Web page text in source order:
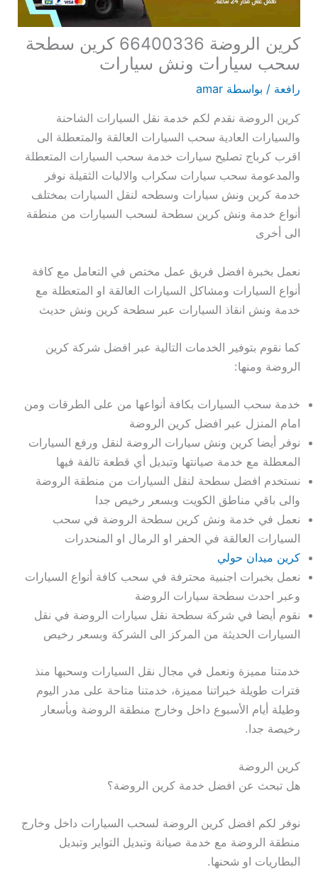
كرين الروضة 66400336 كرين سطحة
سحب سيارات ونش سيارات
رافعة / بواسطة amar
كرين الروضة نقدم لكم خدمة نقل السيارات الشاحنة
والسيارات العادية سحب السيارات العالقة والمتعطلة الى
اقرب كرباج تصليح سيارات خدمة سحب السيارات المتعطلة
والمدعومة سحب سيارات سكراب والاليات الثقيلة نوفر
خدمة كرين ونش سيارات وسطحه لنقل السيارات بمختلف
أنواع خدمة ونش كرين سطحة لسحب السيارات من منطقة
الى أخرى
نعمل بخبرة افضل فريق عمل مختص في التعامل مع كافة
أنواع السيارات ومشاكل السيارات العالقة او المتعطلة مع
خدمة ونش انقاذ السيارات عبر سطحة كرين ونش حديث
كما نقوم بتوفير الخدمات التالية عبر افضل شركة كرين
الروضة ومنها:
خدمة سحب السيارات بكافة أنواعها من على الطرقات ومن
امام المنزل عبر افضل كرين الروضة
نوفر أيضا كرين ونش سيارات الروضة لنقل ورفع السيارات
المعطلة مع خدمة صيانتها وتبديل أي قطعة تالفة فيها
نستخدم افضل سطحة لنقل السيارات من منطقة الروضة
والى باقي مناطق الكويت وبسعر رخيص جدا
نعمل في خدمة ونش كرين سطحة الروضة في سحب
السيارات العالقة في الحفر او الرمال او المنحدرات
كرين ميدان حولي
نعمل بخبرات اجنبية محترفة في سحب كافة أنواع السيارات
وعبر احدث سطحة سيارات الروضة
نقوم أيضا في شركة سطحة نقل سيارات الروضة في نقل
السيارات الحديثة من المركز الى الشركة وبسعر رخيص
خدمتنا مميزة ونعمل في مجال نقل السيارات وسحبها منذ
فترات طويلة خبراتنا مميزة، خدمتنا متاحة على مدر اليوم
وطيلة أيام الأسبوع داخل وخارج منطقة الروضة وبأسعار
رخيصة جدا.
كرين الروضة
هل تبحث عن افضل خدمة كرين الروضة؟
نوفر لكم افضل كرين الروضة لسحب السيارات داخل وخارج
منطقة الروضة مع خدمة صيانة وتبديل التواير وتبديل
البطاريات او شحنها.